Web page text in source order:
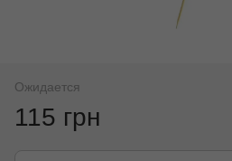
Ожидается
115 грн